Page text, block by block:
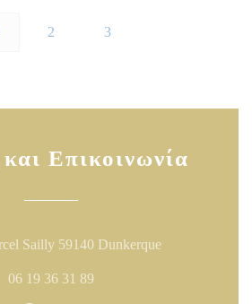
2 3
Επικοινωνία
Sailly 59140 Dunkerque((ανοίγει σε
06 19 36 31 89